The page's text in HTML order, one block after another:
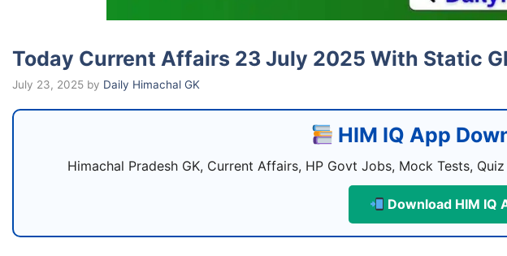
Today Current Affairs 23 July 2025 With Static
July 23, 2025 by Daily Himachal GK
HIM IQ App
Himachal Pradesh GK, Current Affairs, HP Govt Jobs, Mock Tests,
Download HIM IQ